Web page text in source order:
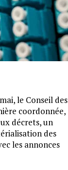
le Conseil des
coordonnée,
décrets, un
des
les annonces